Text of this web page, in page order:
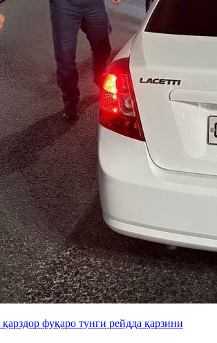
фуқаро тунги рейдда қарзини